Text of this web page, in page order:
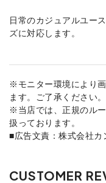
日常のカジュアルユー
ズに対応します。
※モニター環境により
ます。ご了承ください。
※当店では、正規のル
扱っております。
■広告文責：株式会社カ